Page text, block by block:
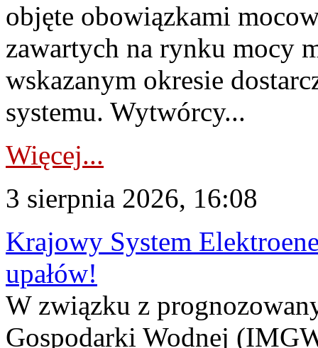
objęte obowiązkami
zawartych na rynku mocy
wskazanym okresie
systemu. Wytwórcy...
Więcej...
3 sierpnia 2026, 16:08
Krajowy System
upałów!
W związku z
Gospodarki Wodnej